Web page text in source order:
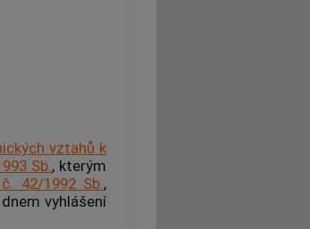
vztahů k
Sb. , kterým
42/1992 Sb. ,
vyhlášení